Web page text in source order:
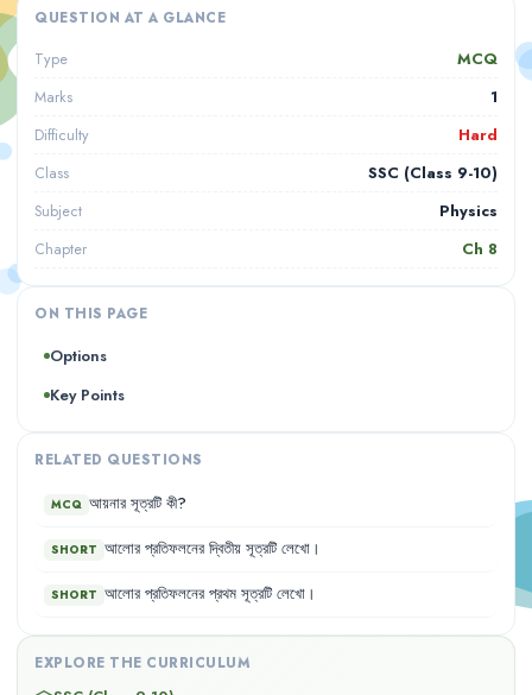
QUESTION AT A GLANCE
Type MCQ
Marks 1
Difficulty Hard
Class SSC (Class 9-10)
Subject Physics
Chapter Ch 8
ON THIS PAGE
Options
Key Points
RELATED QUESTIONS
MCQ আয়নার সূত্রটি কী?
SHORT আলোর প্রতিফলনের দ্বিতীয় সূত্রটি লেখো ।
SHORT আলোর প্রতিফলনের প্রথম সূত্রটি লেখো ।
EXPLORE THE CURRICULUM